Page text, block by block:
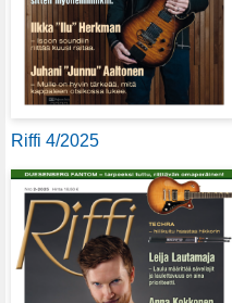
Riffi 4/2025